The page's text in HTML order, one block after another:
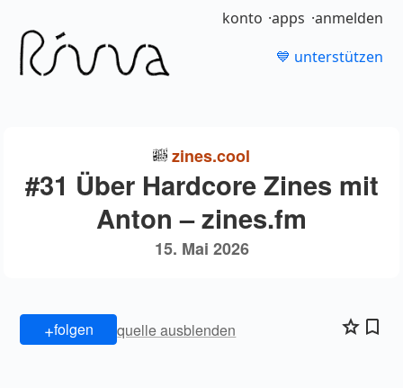
konto apps anmelden
💙 unterstützen
zines.cool
#31 Über Hardcore Zines mit
Anton – zines.fm
15. Mai 2026
+folgen quelle ausblenden